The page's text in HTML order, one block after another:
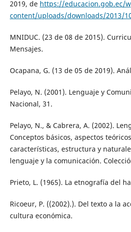
2019, de https://educacion.gob.ec/
content/uploads/downloads/2013/10/
MNIDUC. (23 de 08 de 2015).
Mensajes.
Ocapana, G. (13 de 05 de 2019).
Pelayo, N. (2001). Lenguaje y
Nacional, 31.
Pelayo, N., & Cabrera, A. (2002).
Conceptos básicos, aspectos
características, estructura y
lenguaje y la comunicación.
Prieto, L. (1965). La etnografía del
Ricoeur, P. ((2002).). Del texto a la
cultura económica.